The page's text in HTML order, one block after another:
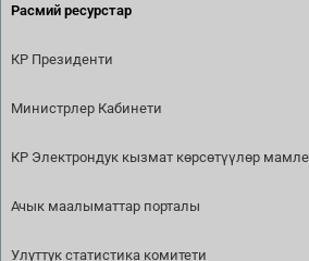
Расмий ресурстар
КР Президенти
Министрлер Кабинети
КР Электрондук кызмат көрсөтүүлөр
Ачык маалыматтар порталы
Улуттук статистика комитети